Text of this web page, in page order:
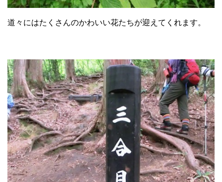
道々にはたくさんのかわいい花たちが迎えてくれます。